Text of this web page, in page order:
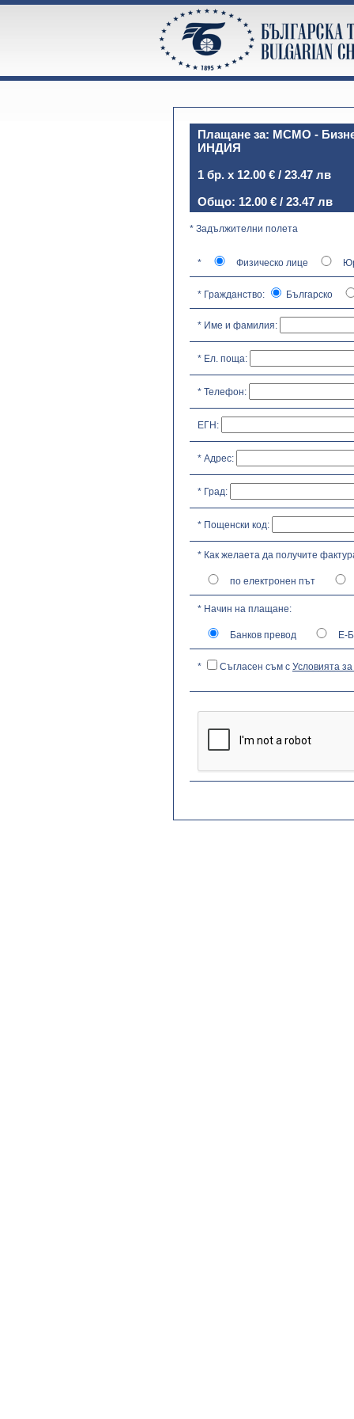
Плащане за: MCMO -
ИНДИЯ
1 бр. х 12.00 € / 23.47 лв
Общо: 12.00 € / 23.47 лв
* Задължителни полета
* Физическо лице
* Гражданство: Българско
* Име и фамилия:
* Ел. поща:
* Телефон:
ЕГН:
* Адрес:
* Град:
* Пощенски код:
* Как желаета да получите
по електронен път
* Начин на плащане:
Банков превод Е-
* Съгласен съм с Условията